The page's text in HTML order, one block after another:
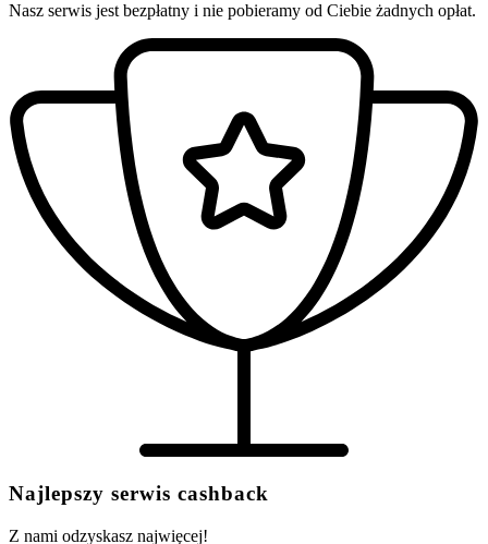
Nasz serwis jest bezpłatny i nie pobieramy od Ciebie żadnych opłat.
Najlepszy serwis cashback
Z nami odzyskasz najwięcej!